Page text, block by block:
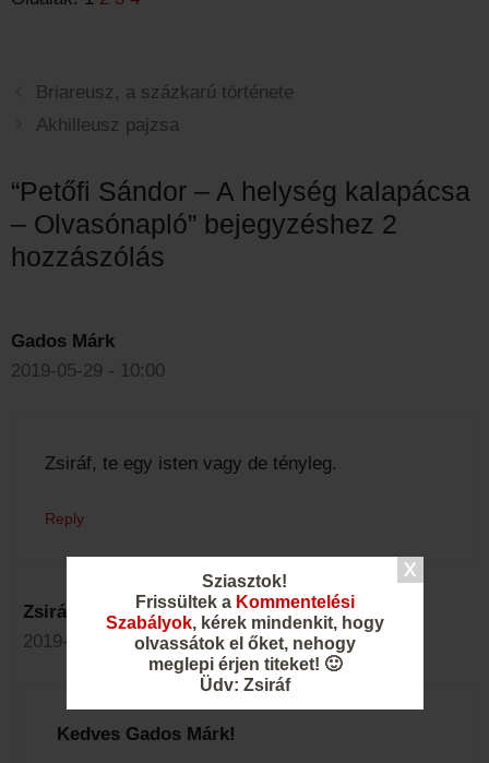
Sziasztok!
Frissültek a Kommentelési
Szabályok, kérek mindenkit, hogy
olvassátok el őket, nehogy
meglepi érjen titeket! 🙂
Üdv: Zsiráf
Briareusz, a százkarú története
Akhilleusz pajzsa
“Petőfi Sándor – A helység kalapácsa
– Olvasónapló” bejegyzéshez 2
hozzászólás
Gados Márk
2019-05-29 - 10:00
Zsiráf, te egy isten vagy de tényleg.
Reply
Zsiráf
2019-05-29 - 15:58
Kedves Gados Márk!